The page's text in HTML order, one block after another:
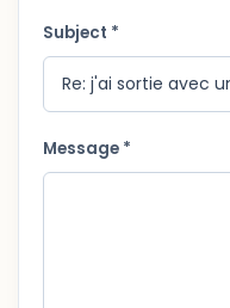
Subject *
Message *